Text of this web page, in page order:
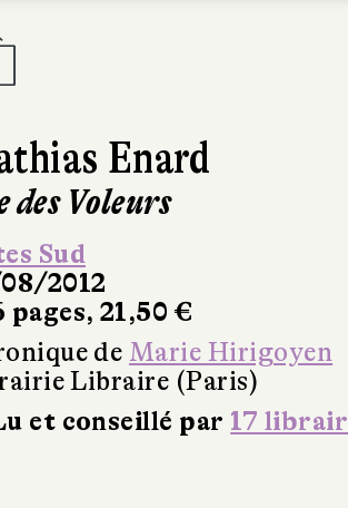
Enard
des Voleurs
Sud
2012
pages, 21,50 €
de Marie Hirigoyen
Libraire (Paris)
et conseillé par 17